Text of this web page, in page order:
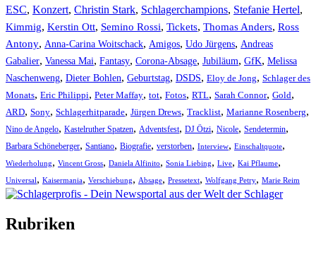
ESC, Konzert, Christin Stark, Schlagerchampions, Stefanie Hertel,
Kimmig, Kerstin Ott, Semino Rossi, Tickets, Thomas Anders, Ross
Antony, Anna-Carina Woitschack, Amigos, Udo Jürgens, Andreas
Gabalier, Vanessa Mai, Fantasy, Corona-Absage, Jubiläum, GfK, Melissa
Naschenweng, Dieter Bohlen, Geburtstag, DSDS, Eloy de Jong, Schlager des
Monats, Eric Philippi, Peter Maffay, tot, Fotos, RTL, Sarah Connor, Gold,
ARD, Sony, Schlagerhitparade, Jürgen Drews, Tracklist, Marianne Rosenberg,
Nino de Angelo, Kastelruther Spatzen, Adventsfest, DJ Ötzi, Nicole, Sendetermin,
Barbara Schöneberger, Santiano, Biografie, verstorben, Interview, Einschaltquote,
Wiederholung, Vincent Gross, Daniela Alfinito, Sonia Liebing, Live, Kai Pflaume,
Universal, Kaisermania, Verschiebung, Absage, Pressetext, Wolfgang Petry, Marie Reim
Rubriken